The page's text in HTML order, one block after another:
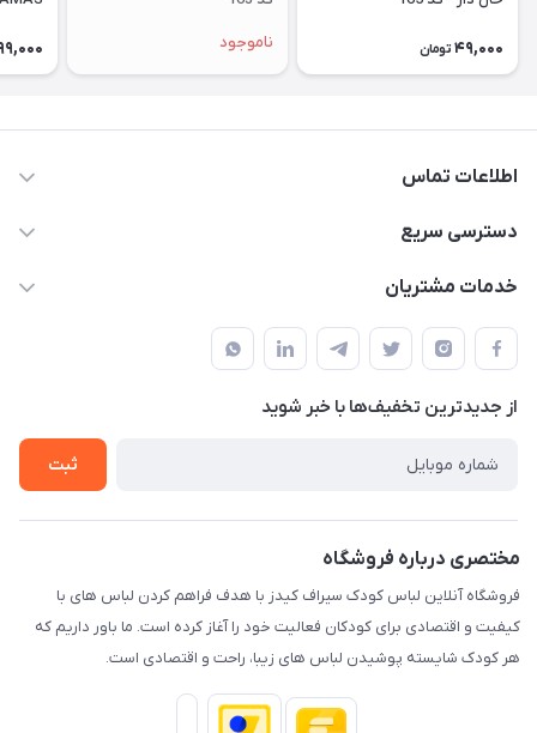
49,000 تومان ناموجود
اطلاعات تماس
09178110667
پاسارگارد۷ – کنار نانوایی – دفتر مجموعه سیراف
دسترسی سریع
حساب کاربری
درباره ما
تماس با ما
خدمات مشتریان
قوانین و مقررات
حریم خصوصی
راهنما
از جدید‌ترین تخفیف‌ها با‌ خبر شوید
ثبت
مختصری درباره فروشگاه
فروشگاه آنلاین لباس کودک سیراف کیدز با هدف فراهم کردن لباس های با
کیفیت و اقتصادی برای کودکان فعالیت خود را آغاز کرده است. ما باور داریم که
هر کودک شایسته پوشیدن لباس های زیبا، راحت و اقتصادی است.